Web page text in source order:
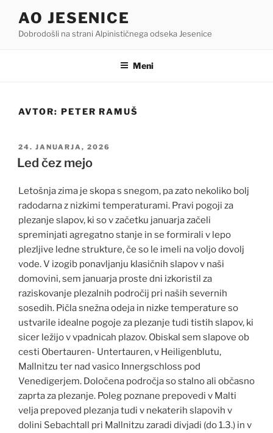
vsebino
AO JESENICE
Dobrodošli na strani Alpinističnega odseka Jesenice
Meni
AVTOR: PETER RAMUŠ
OBJAVLJENO
DNE
24. JANUARJA, 2026
Led čez mejo
Letošnja zima je skopa s snegom, pa zato nekoliko bolj
radodarna z nizkimi temperaturami. Pravi pogoji za
plezanje slapov, ki so v začetku januarja začeli
spreminjati agregatno stanje in se formirali v lepo
plezljive ledne strukture, če so le imeli na voljo dovolj
vode. V izogib ponavljanju klasičnih slapov v naši
domovini, sem januarja proste dni izkoristil za
raziskovanje plezalnih področij pri naših severnih
sosedih. Pičla snežna odeja in nizke temperature so
ustvarile idealne pogoje za plezanje tudi tistih slapov, ki
sicer ležijo v vpadnicah plazov. Obiskal sem slapove ob
cesti Obertauren- Untertauren, v Heiligenblutu,
Mallnitzu ter nad vasico Innergschloss pod
Venedigerjem. Določena področja so stalno ali občasno
zaprta za plezanje. Poleg poznane prepovedi v Malti
velja prepoved plezanja tudi v nekaterih slapovih v
dolini Sebachtall pri Mallnitzu zaradi divjadi (do 1.3.) in v